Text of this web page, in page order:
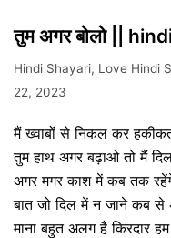
तुम अगर बोलो ||
Hindi Shayari, Love Hindi
22, 2023
मैं ख्वाबों से निकल कर
तुम हाथ अगर बढ़ाओ तो मैं
अगर मगर काश में कब तक
बात जो दिल में न जाने कब
माना बहुत अलग है किरदार